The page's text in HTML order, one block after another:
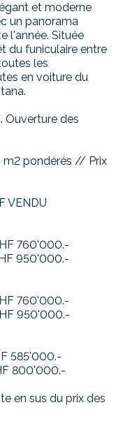
et moderne
un panorama
l'année. Située
du funiculaire entre
les
en voiture du
Ouverture des
pondérés // Prix
VENDU
760'000.-
950'000.-
760'000.-
950'000.-
585'000.-
800'000.-
en sus du prix des